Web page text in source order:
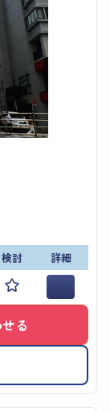
検討
詳細
る